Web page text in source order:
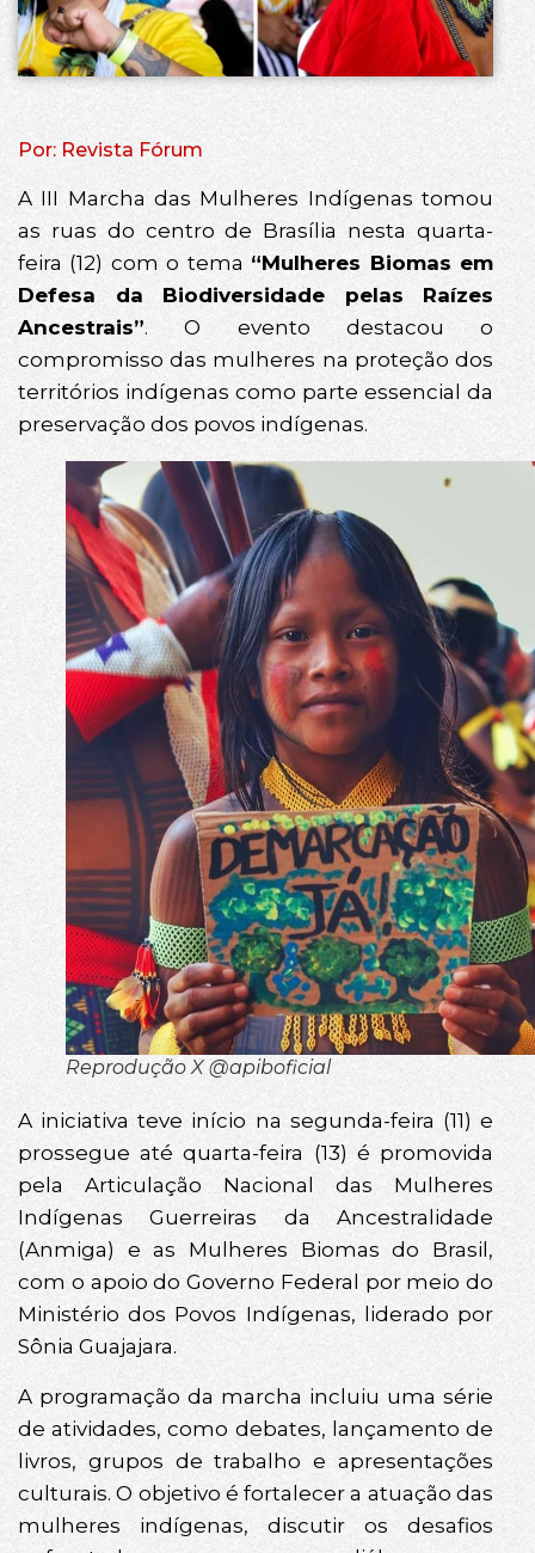
Por: Revista Fórum
A III Marcha das Mulheres Indígenas tomou
as ruas do centro de Brasília nesta quarta-
feira (12) com o tema “Mulheres Biomas em
Defesa da Biodiversidade pelas Raízes
Ancestrais”. O evento destacou o
compromisso das mulheres na proteção dos
territórios indígenas como parte essencial da
preservação dos povos indígenas.
Reprodução X @apiboficial
A iniciativa teve início na segunda-feira (11) e
prossegue até quarta-feira (13) é promovida
pela Articulação Nacional das Mulheres
Indígenas Guerreiras da Ancestralidade
(Anmiga) e as Mulheres Biomas do Brasil,
com o apoio do Governo Federal por meio do
Ministério dos Povos Indígenas, liderado por
Sônia Guajajara.
A programação da marcha incluiu uma série
de atividades, como debates, lançamento de
livros, grupos de trabalho e apresentações
culturais. O objetivo é fortalecer a atuação das
mulheres indígenas, discutir os desafios